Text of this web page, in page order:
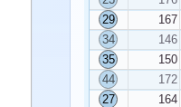
29
167
34
146
35
150
44
172
27
164